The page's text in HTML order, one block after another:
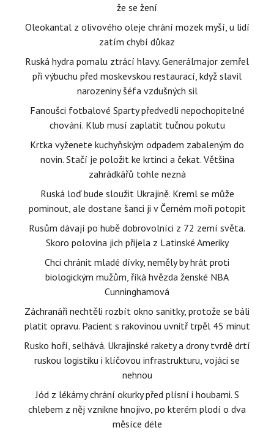
že se žení
Oleokantal z olivového oleje chrání mozek myší, u lidí
zatím chybí důkaz
Ruská hydra pomalu ztrácí hlavy. Generálmajor zemřel
při výbuchu před moskevskou restaurací, když slavil
narozeniny šéfa vzdušných sil
Fanoušci fotbalové Sparty předvedli nepochopitelné
chování. Klub musí zaplatit tučnou pokutu
Krtka vyženete kuchyňským odpadem zabaleným do
novin. Stačí je položit ke krtinci a čekat. Většina
zahrádkářů tohle nezná
Ruská loď bude sloužit Ukrajině. Kreml se může
pominout, ale dostane šanci ji v Černém moři potopit
Rusům dávají po hubě dobrovolníci z 72 zemí světa.
Skoro polovina jich přijela z Latinské Ameriky
Chci chránit mladé dívky, neměly by hrát proti
biologickým mužům, říká hvězda ženské NBA
Cunninghamová
Záchranáři nechtěli rozbít okno sanitky, protože se báli
platit opravu. Pacient s rakovinou uvnitř trpěl 45 minut
Rusko hoří, selhává. Ukrajinské rakety a drony tvrdě drtí
ruskou logistiku i klíčovou infrastrukturu, vojáci se
nehnou
Jód z lékárny chrání okurky před plísní i houbami. S
chlebem z něj vznikne hnojivo, po kterém plodí o dva
měsíce déle